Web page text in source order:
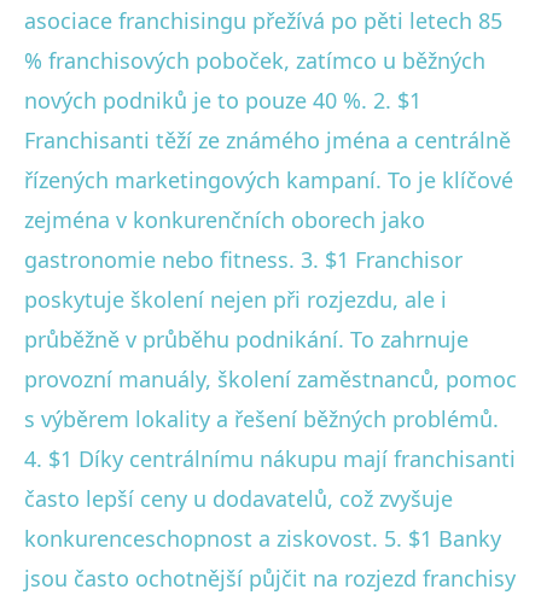
asociace franchisingu přežívá po pěti letech 85
% franchisových poboček, zatímco u běžných
nových podniků je to pouze 40 %. 2. $1
Franchisanti těží ze známého jména a centrálně
řízených marketingových kampaní. To je klíčové
zejména v konkurenčních oborech jako
gastronomie nebo fitness. 3. $1 Franchisor
poskytuje školení nejen při rozjezdu, ale i
průběžně v průběhu podnikání. To zahrnuje
provozní manuály, školení zaměstnanců, pomoc
s výběrem lokality a řešení běžných problémů.
4. $1 Díky centrálnímu nákupu mají franchisanti
často lepší ceny u dodavatelů, což zvyšuje
konkurenceschopnost a ziskovost. 5. $1 Banky
jsou často ochotnější půjčit na rozjezd franchisy